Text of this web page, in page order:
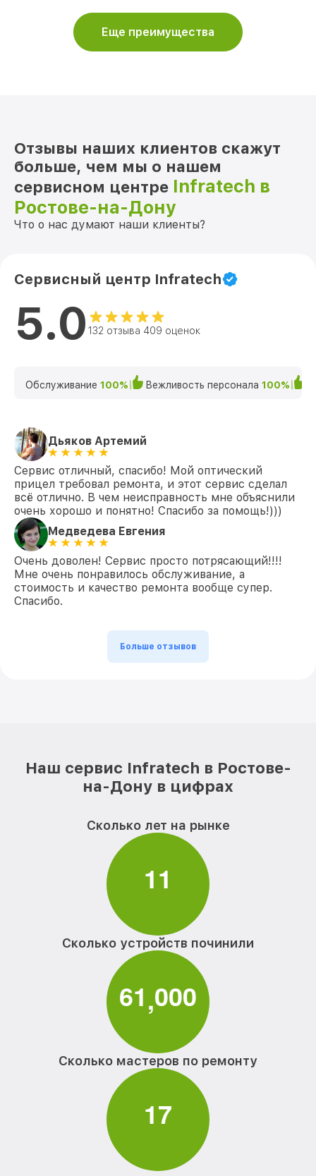
Еще преимущества
Отзывы наших клиентов скажут
больше, чем мы о нашем
сервисном центре Infratech в
Ростове-на-Дону
Что о нас думают наши клиенты?
Сервисный центр Infratech
5.0 132 отзыва 409 оценок
Обслуживание 100% Вежливость персонала 100%
Дьяков Артемий
Сервис отличный, спасибо! Мой оптический
прицел требовал ремонта, и этот сервис сделал
всё отлично. В чем неисправность мне объяснили
очень хорошо и понятно! Спасибо за помощь!)))
Медведева Евгения
Очень доволен! Сервис просто потрясающий!!!!
Мне очень понравилось обслуживание, а
стоимость и качество ремонта вообще супер.
Спасибо.
Больше отзывов
Наш сервис Infratech в Ростове-
на-Дону в цифрах
Сколько лет на рынке
11
Сколько устройств починили
61,000
Сколько мастеров по ремонту
17